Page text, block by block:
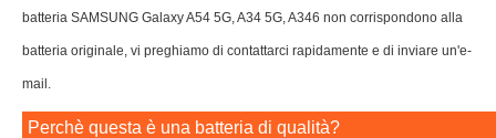
batteria SAMSUNG Galaxy A54 5G, A34 5G, A346 non corrispondono alla
batteria originale, vi preghiamo di contattarci rapidamente e di inviare un'e-
mail.
Perchè questa è una batteria di qualità?